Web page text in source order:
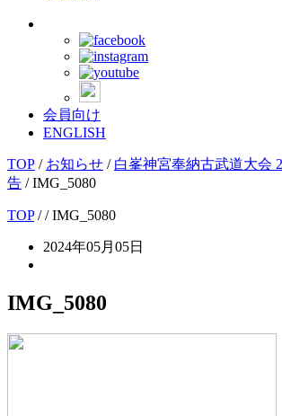
会員向け
ENGLISH
TOP / お知らせ / 白峯神宮奉納古武道大会
告 /IMG_5080
TOP// IMG_5080
2024年05月05日
IMG_5080